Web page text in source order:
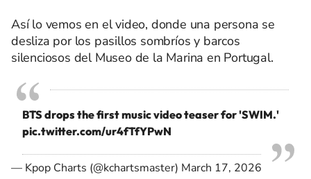
Así lo vemos en el video, donde una persona se
desliza por los pasillos sombríos y barcos
silenciosos del Museo de la Marina en Portugal.
BTS drops the first music video teaser for 'SWIM.'
pic.twitter.com/ur4fTfYPwN
— Kpop Charts (@kchartsmaster) March 17, 2026